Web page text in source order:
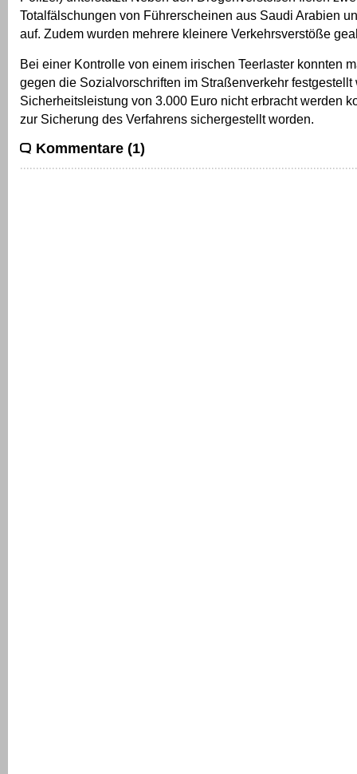
Totalfälschungen von Führerscheinen aus Saudi Arabien
auf. Zudem wurden mehrere kleinere Verkehrsverstöße
Bei einer Kontrolle von einem irischen Teerlaster konnten
gegen die Sozialvorschriften im Straßenverkehr festgestellt
Sicherheitsleistung von 3.000 Euro nicht erbracht werden
zur Sicherung des Verfahrens sichergestellt worden.
Kommentare (1)